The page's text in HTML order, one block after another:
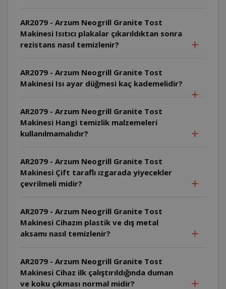
AR2079 - Arzum Neogrill Granite Tost
Makinesi Isıtıcı plakalar çıkarıldıktan sonra
rezistans nasıl temizlenir?
AR2079 - Arzum Neogrill Granite Tost
Makinesi Isı ayar düğmesi kaç kademelidir?
AR2079 - Arzum Neogrill Granite Tost
Makinesi Hangi temizlik malzemeleri
kullanılmamalıdır?
AR2079 - Arzum Neogrill Granite Tost
Makinesi Çift taraflı ızgarada yiyecekler
çevrilmeli midir?
AR2079 - Arzum Neogrill Granite Tost
Makinesi Cihazın plastik ve dış metal
aksamı nasıl temizlenir?
AR2079 - Arzum Neogrill Granite Tost
Makinesi Cihaz ilk çalıştırıldığında duman
ve koku çıkması normal midir?